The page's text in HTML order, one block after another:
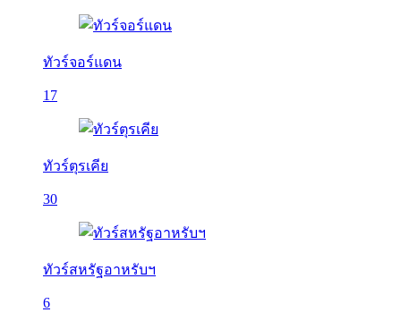
ทัวร์จอร์แดน
17
ทัวร์ตุรเคีย
30
ทัวร์สหรัฐอาหรับฯ
6